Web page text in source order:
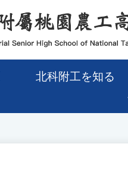
北科附工を知る